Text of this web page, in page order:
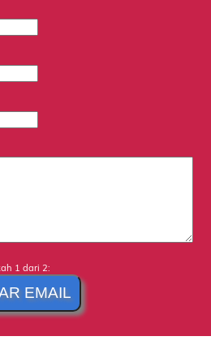
1 dari 2: